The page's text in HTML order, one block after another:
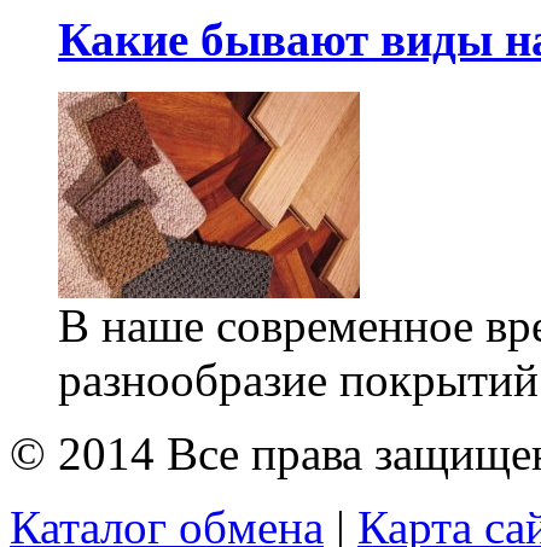
Какие бывают виды
В наше современное
разнообразие
© 2014 Все права
Каталог обмена | Карта